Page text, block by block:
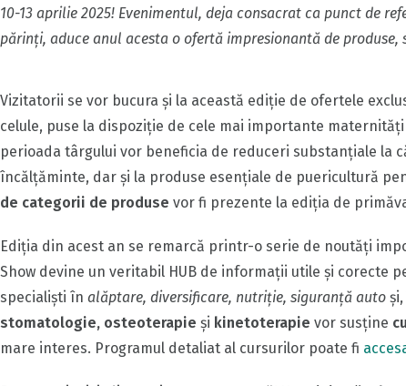
10-13 aprilie 2025! Evenimentul, deja consacrat ca punct de
părinți, aduce anul acesta o ofertă impresionantă de
Vizitatorii se vor bucura şi la această ediţie de ofertele
celule, puse la dispoziție de cele mai importante
perioada târgului vor beneficia de reduceri substanțiale la
încălțăminte, dar și la produse esențiale de puericultură
de categorii de produse vor fi prezente la ediţia de
Ediția din acest an se remarcă printr-o serie de noutăți
Show devine un veritabil HUB de informații utile și corecte
specialiști în alăptare, diversificare, nutriție, siguranță auto şi,
stomatologie, osteoterapie și kinetoterapie vor susține
mare interes. Programul detaliat al cursurilor poate fi